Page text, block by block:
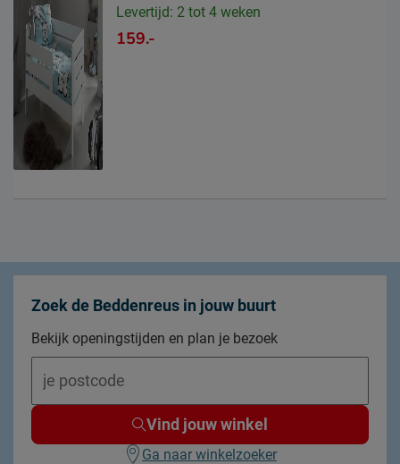
Levertijd: 2 tot 4 weken
159.-
Zoek de Beddenreus in jouw buurt
Bekijk openingstijden en plan je bezoek
Vind jouw winkel
Ga naar winkelzoeker